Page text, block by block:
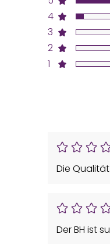
4
3
2
1
Die
Der BH ist